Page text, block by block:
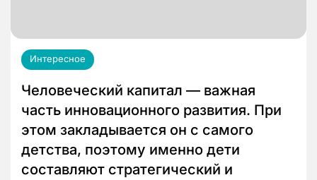
Интересное
Человеческий капитал — важная
часть инновационного развития. При
этом закладывается он с самого
детства, поэтому именно дети
составляют стратегический и